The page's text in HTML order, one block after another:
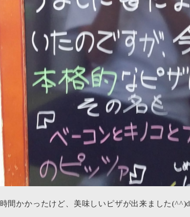
時間かかったけど、美味しいピザが出来ました(^^)d